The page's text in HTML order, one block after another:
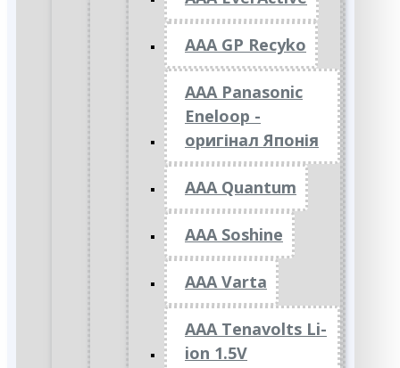
AAA GP Recyko
AAA Panasonic
Eneloop -
оригінал Японія
AAA Quantum
AAA Soshine
AAA Varta
AAA Tenavolts Li-
ion 1.5V